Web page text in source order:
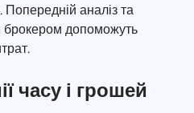
аналіз та
брокером допоможуть
часу і грошей